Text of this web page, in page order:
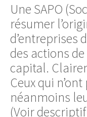
Une SAPO
résumer
d’entreprises
des actions
capital.
Ceux qui
néanmoins
(Voir